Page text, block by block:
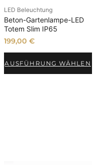
LED Beleuchtung
Beton-Gartenlampe-LED
Totem Slim IP65
199,00 €
AUSFÜHRUNG WÄHLEN